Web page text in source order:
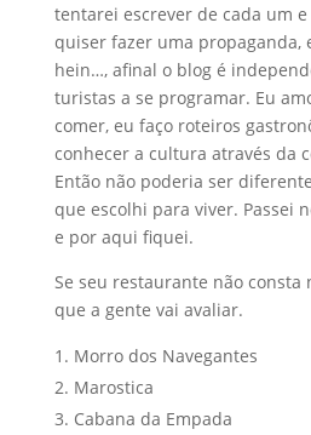
tentarei escrever de cada um
quiser fazer uma propaganda,
hein…, afinal o blog é
turistas a se programar. Eu
comer, eu faço roteiros
conhecer a cultura através da
Então não poderia ser
que escolhi para viver. Passei
e por aqui fiquei.
Se seu restaurante não consta
que a gente vai avaliar.
Morro dos Navegantes
Marostica
Cabana da Empada